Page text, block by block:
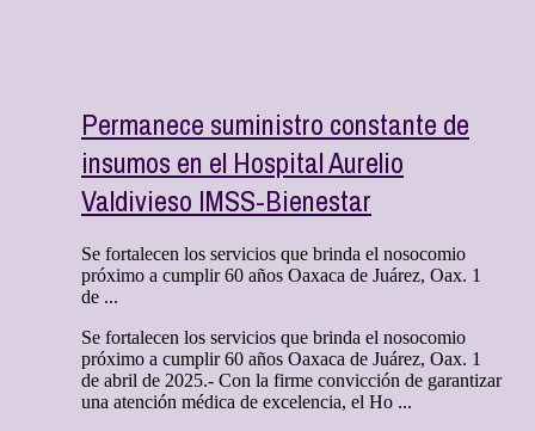
Permanece suministro constante de
insumos en el Hospital Aurelio
Valdivieso IMSS-Bienestar
Se fortalecen los servicios que brinda el nosocomio
próximo a cumplir 60 años Oaxaca de Juárez, Oax. 1
de ...
Se fortalecen los servicios que brinda el nosocomio
próximo a cumplir 60 años Oaxaca de Juárez, Oax. 1
de abril de 2025.- Con la firme convicción de garantizar
una atención médica de excelencia, el Ho ...